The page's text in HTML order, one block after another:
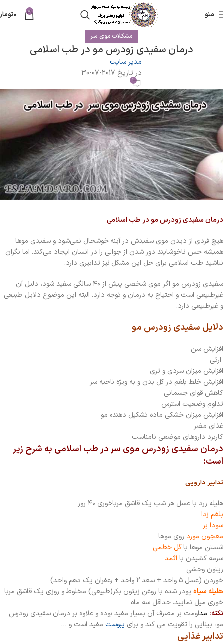
منو 0
0
مشکلات موی سر
درمان سفیدی زودرس مو در طب اسلامی
مدیر سایت
در تاریخ 2017-07-30
2
درمان سفیدی زودرس مو در طب اسلامی
هیچ فردی از دیدن موی سفیدش در آینه خوشحال نمی‌شود و سفیدی موها
همیشه حس ناخوشایند دور شدن از جوانی را در انسان ایجاد می‌کند. اما نگران
نباشید طب اسلامی برای حل این مشکل نیز تدابیری دارد.
سفیدی زودرس مو اگر موی شخصی پیش از ۴۰ سالگی سفید شود، دلیل آن
غیرطبیعی است و احتیاج به درمان و توجه دارد. البته این موضوع دلایل طبیعی
و غیرطبیعی دارد.
دلایل سفیدی زودرس مو
افزایش سن
ارثی
افزایش میزان سردی و تری
افزایش خلط بلغم در کل بدن و به ویژه ناحیه سر
کاهش قوای جسمانی
تداوم وضعیت استرس
افزایش میزان خشکی ماده تشکیل دهنده مو
غذای مضر
کاربرد داروهای موضعی نامناسب
درمان سفیدی زودرس موی سر در طب اسلامی به شرح زیر
است:
تدابیر دارویی
هلیله زرد با عسل هر شب یک قاشق مرباخوری ۴۰ روز
بلغم زدا
سودا بر
معجون مورد روی موها
شستن موها باگل خطمی
سرمه کشیدن با اثمد
زيتون وحشی
خوردن (عسل ۵ واحد + سعد ۲ واحد + زعفران یک دهم واحد)
هلیله سیاه پودر شده با روغن زیتون بکر(طبیعی) مخلوط و روزی یک قاشق مربا
خوری میل نمایید. حداقل سه ماه
نکته: مداومت بر مصرف آن بسیار مفید بوده و علاوه بر درمان سفیدی زودرس
مو، بینایی را تقویت می کند و برای یبوست مفید است و …
تدابیر غذایی